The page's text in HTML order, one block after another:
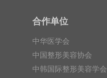
合作单位
中华医学会
中国整形美容协会
中韩国际整形美容学会